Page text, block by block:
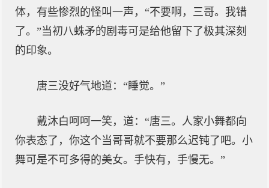
体，有些惨烈的怪叫一声，“不要啊，三哥。我错
了。”当初八蛛矛的剧毒可是给他留下了极其深刻
的印象。
唐三没好气地道：“睡觉。”
戴沐白呵呵一笑，道：“唐三。人家小舞都向
你表态了，你这个当哥哥就不要那么迟钝了吧。小
舞可是不可多得的美女。手快有，手慢无。”